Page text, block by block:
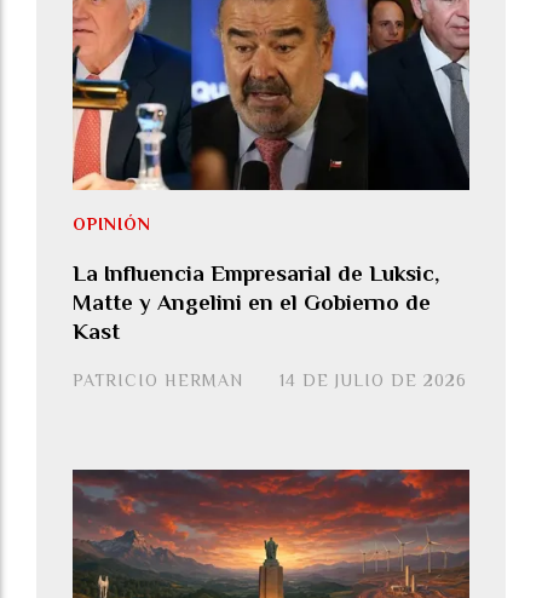
La Influencia Empresarial de Luksic,
Matte y Angelini en el Gobierno de
Kast
PATRICIO HERMAN
OPINIÓN
14 DE JULIO DE 2026